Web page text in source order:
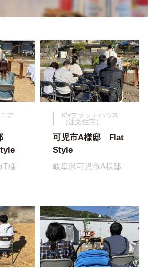
ア
T様
K'sフラットハウス
（注文住宅）
可児市A様邸 Flat
Style
岐阜県可児市A様邸